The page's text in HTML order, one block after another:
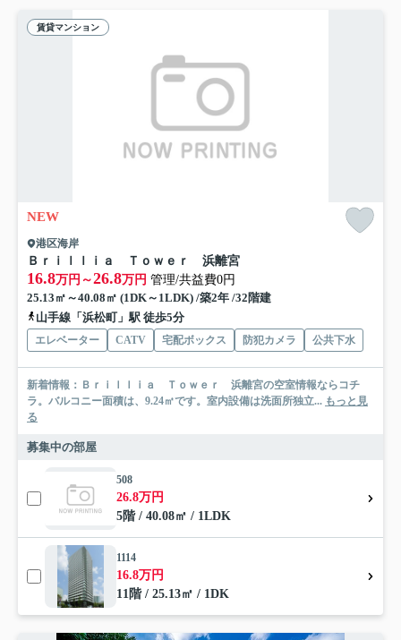
賃貸マンション
NEW
港区海岸
Ｂｒｉｌｌｉａ Ｔｏｗｅｒ 浜離宮
16.8万円～26.8万円 管理/共益費0円
25.13㎡～40.08㎡ (1DK～1LDK) /築2年 /32階建
山手線「浜松町」駅 徒歩5分
エレベーター CATV 宅配ボックス 防犯カメラ 公共下水
新着情報：Ｂｒｉｌｌｉａ Ｔｏｗｅｒ 浜離宮の空室情報ならコチ
ラ。バルコニー面積は、9.24㎡です。室内設備は洗面所独立... もっと見
る
募集中の部屋
508
26.8万円
5階 / 40.08㎡ / 1LDK
1114
16.8万円
11階 / 25.13㎡ / 1DK